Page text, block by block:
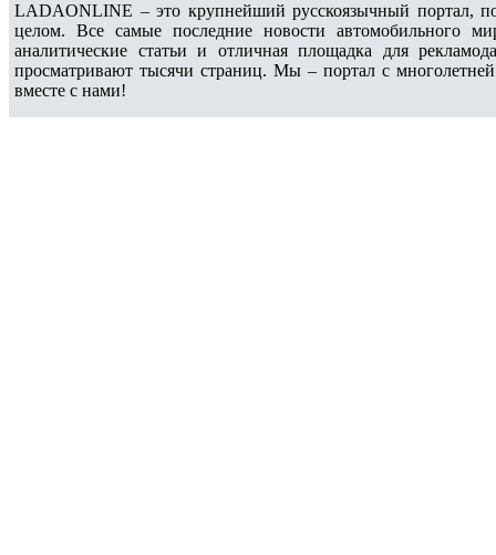
LADAONLINE – это крупнейший русскоязычный портал,
целом. Все самые последние новости автомобильного
аналитические статьи и отличная площадка для
просматривают тысячи страниц. Мы – портал с
вместе с нами!